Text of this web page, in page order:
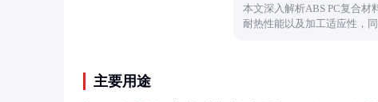
本文深入解析ABS PC复合材
耐热性能以及加工适应性，
主要用途